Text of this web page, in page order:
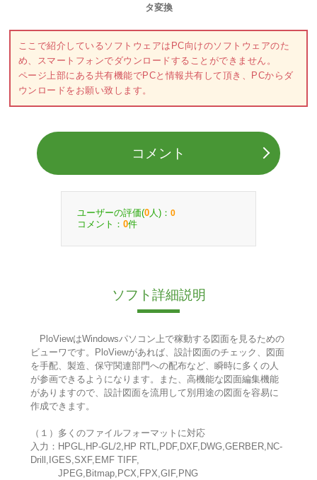
タ変換
ここで紹介しているソフトウェアはPC向けのソフトウェアのた
め、スマートフォンでダウンロードすることができません。
ページ上部にある共有機能でPCと情報共有して頂き、PCからダ
ウンロードをお願い致します。
コメント
ユーザーの評価(0 人)： 0
コメント： 0件
ソフト詳細説明
PloViewはWindowsパソコン上で稼動する図面を見るための
ビューワです。PloViewがあれば、設計図面のチェック、図面
を手配、製造、保守関連部門への配布など、瞬時に多くの人
が参画できるようになります。また、高機能な図面編集機能
がありますので、設計図面を流用して別用途の図面を容易に
作成できます。
（１）多くのファイルフォーマットに対応
入力：HPGL,HP-GL/2,HP RTL,PDF,DXF,DWG,GERBER,NC-
Drill,IGES,SXF,EMF TIFF,
JPEG,Bitmap,PCX,FPX,GIF,PNG